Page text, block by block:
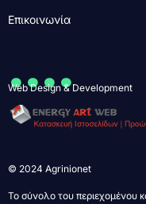
Επικοινωνία
....
Web Design & Development
© 2024 Agrinionet
Το σύνολο του περιεχομένου